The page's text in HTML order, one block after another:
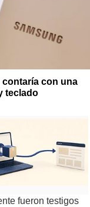
contaría con una
teclado
fueron testigos